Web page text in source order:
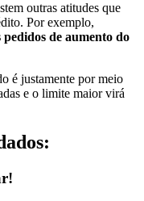
outras atitudes que
Por exemplo,
de aumento do
é justamente por meio
e o limite maior virá